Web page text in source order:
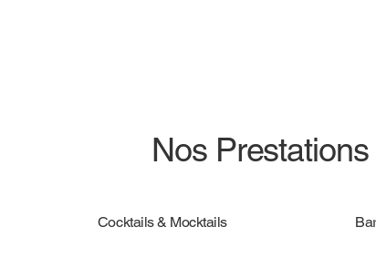
Nos
Cocktails & Mocktails